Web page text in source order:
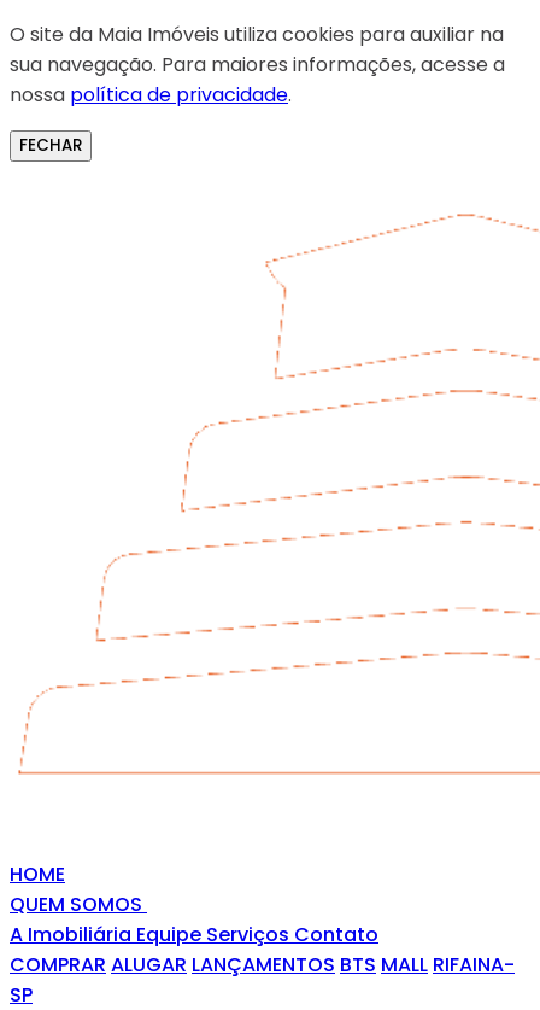
O site da Maia Imóveis utiliza cookies para auxiliar na
sua navegação. Para maiores informações, acesse a
nossa política de privacidade.
FECHAR
HOME
QUEM SOMOS
A Imobiliária Equipe Serviços Contato
COMPRAR ALUGAR LANÇAMENTOS BTS MALL RIFAINA-
SP